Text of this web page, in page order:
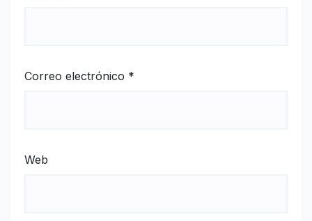
Correo electrónico *
Web